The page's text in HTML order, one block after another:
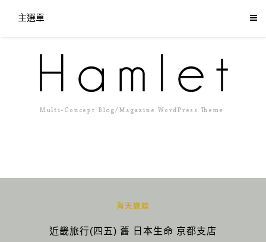
主選單
海天遊踪
近畿旅行(四五) 舊 日本生命 京都支店